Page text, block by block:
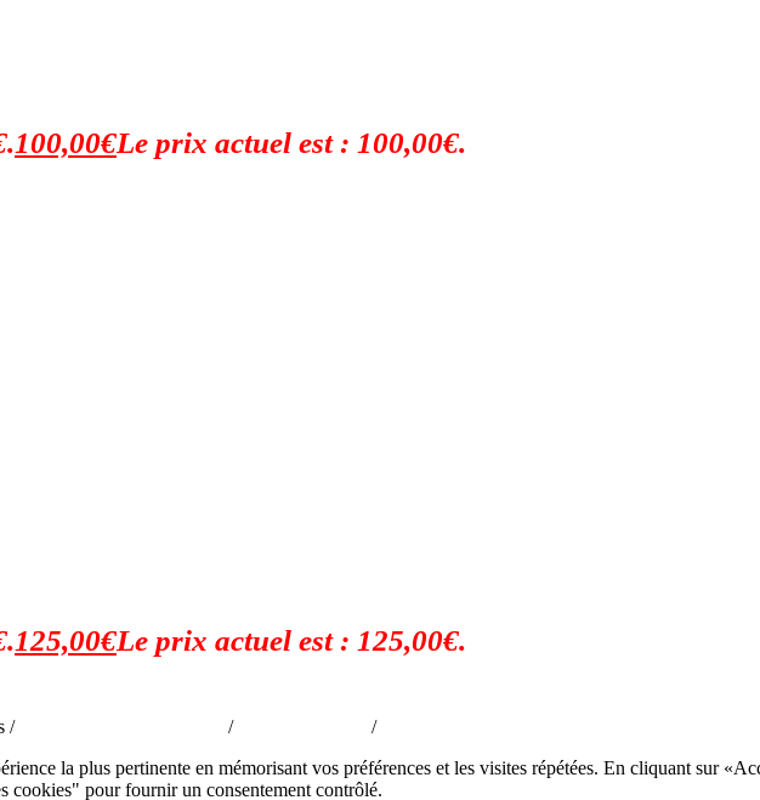
100,00€Le prix actuel est : 100,00€.
125,00€Le prix actuel est : 125,00€.
/ / /
la plus pertinente en mémorisant vos préférences et les visites répétées. En cliquant sur
cookies" pour fournir un consentement contrôlé.